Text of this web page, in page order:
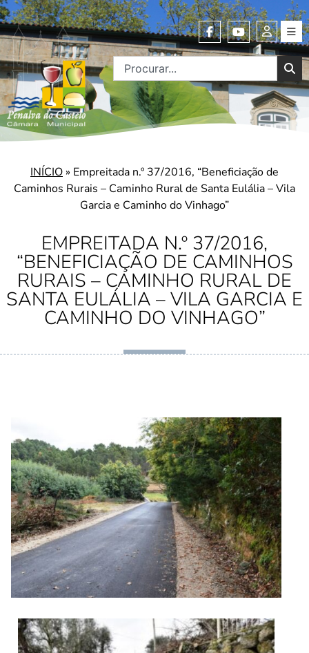
EMPREITADA N.º 37/2016,
“BENEFICIAÇÃO DE CAMINHOS
RURAIS – CAMINHO RURAL DE
SANTA EULÁLIA – VILA GARCIA E
CAMINHO DO VINHAGO”
INÍCIO » Empreitada n.º 37/2016, “Beneficiação de
Caminhos Rurais – Caminho Rural de Santa Eulália – Vila
Garcia e Caminho do Vinhago”